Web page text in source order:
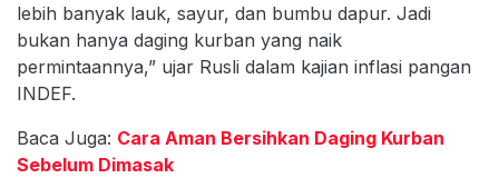
lebih banyak lauk, sayur, dan bumbu dapur. Jadi
bukan hanya daging kurban yang naik
permintaannya,” ujar Rusli dalam kajian inflasi pangan
INDEF.
Baca Juga: Cara Aman Bersihkan Daging Kurban
Sebelum Dimasak